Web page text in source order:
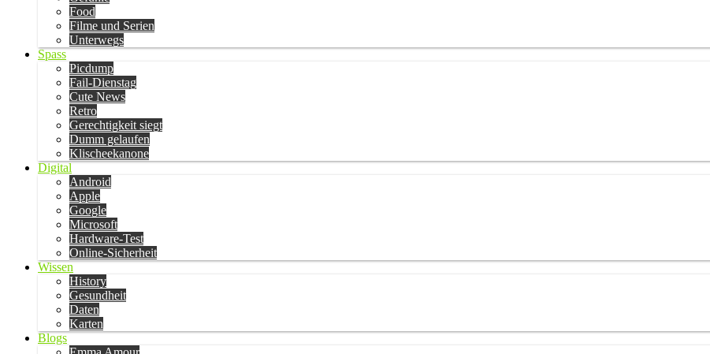
Food
Filme und Serien
Unterwegs
Spass
Picdump
Fail-Dienstag
Cute News
Retro
Gerechtigkeit siegt
Dumm gelaufen
Klischeekanone
Digital
Android
Apple
Google
Microsoft
Hardware-Test
Online-Sicherheit
Wissen
History
Gesundheit
Daten
Karten
Blogs